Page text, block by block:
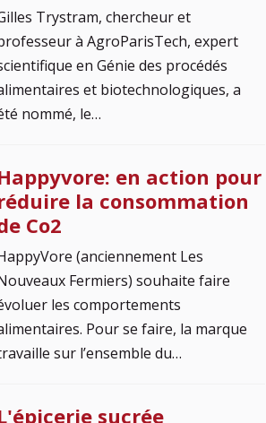
Trystram, chercheur et
à AgroParisTech, expert
en Génie des procédés
et biotechnologiques, a
nommé, le…
en action pour
la consommation
Co2
(anciennement Les
Fermiers) souhaite faire
les comportements
Pour se faire, la marque
sur l’ensemble du…
sucrée